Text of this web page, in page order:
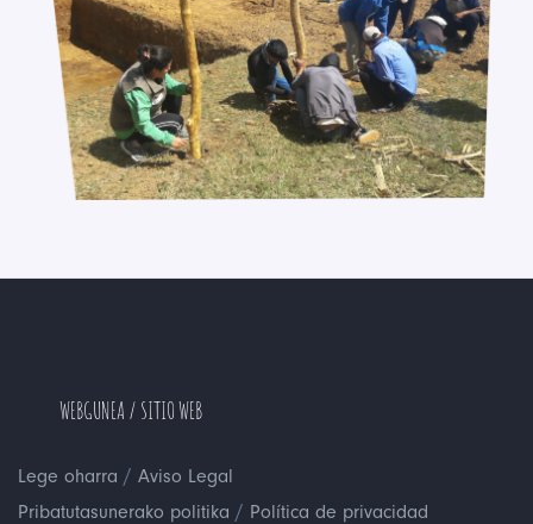
WEBGUNEA / SITIO WEB
Lege oharra / Aviso Legal
Pribatutasunerako politika / Política de privacidad